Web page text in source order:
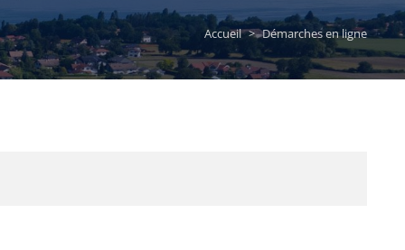
Accueil > Démarches en ligne